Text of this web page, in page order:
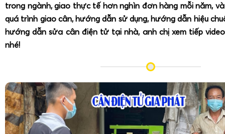
Cân điện tử tính tiền in bill 15kg 30kg(như cân điện tử
Korea)là loại cân tích hợp máy in nhiệt, cho phép in hóa
tiếp tại cân. Trên bill thường thể hiện các thông tin: tên
hoặc mã sản phẩm, trọng lượng, đơn giá, thành tiền,
trong ngành, giao thực tế hơn nghìn đơn hàng mỗi năm,
quá trình giao cân, hướng dẫn sử dụng, hướng dẫn hiệu
hướng dẫn sửa cân điện tử tại nhà, anh chị xem tiếp
nhé!